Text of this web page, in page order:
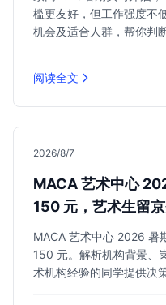
槛更友好，但工作强度不
机会及适合人群，帮你判
阅读全文
2026/8/7
MACA 艺术中心
150 元，艺术生留
MACA 艺术中心 2026 暑
150 元。解析机构背景、
术机构经验的同学提供决